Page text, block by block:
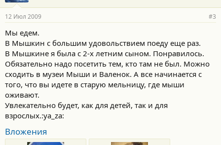
12 Июл 2009 #3
Мы едем.
В Мышкин с большим удовольствием поеду еще раз.
В Мышкине я была с 2-х летним сыном. Понравилось.
Обязательно надо посетить тем, кто там не был. Можно
сходить в музеи Мыши и Валенок. А все начинается с
того, что вы идете в старую мельницу, где мыши
оживают.
Увлекательно будет, как для детей, так и для
взрослых.:ya_za:
Вложения